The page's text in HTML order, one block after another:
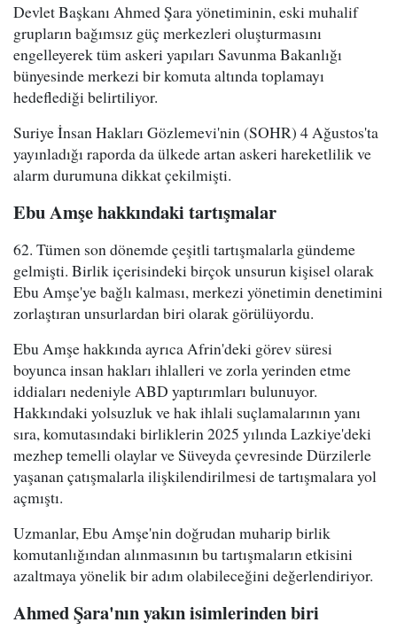
Devlet Başkanı Ahmed Şara yönetiminin, eski muhalif
grupların bağımsız güç merkezleri oluşturmasını
engelleyerek tüm askeri yapıları Savunma Bakanlığı
bünyesinde merkezi bir komuta altında toplamayı
hedeflediği belirtiliyor.
Suriye İnsan Hakları Gözlemevi'nin (SOHR) 4 Ağustos'ta
yayınladığı raporda da ülkede artan askeri hareketlilik ve
alarm durumuna dikkat çekilmişti.
Ebu Amşe hakkındaki tartışmalar
62. Tümen son dönemde çeşitli tartışmalarla gündeme
gelmişti. Birlik içerisindeki birçok unsurun kişisel olarak
Ebu Amşe'ye bağlı kalması, merkezi yönetimin denetimini
zorlaştıran unsurlardan biri olarak görülüyordu.
Ebu Amşe hakkında ayrıca Afrin'deki görev süresi
boyunca insan hakları ihlalleri ve zorla yerinden etme
iddiaları nedeniyle ABD yaptırımları bulunuyor.
Hakkındaki yolsuzluk ve hak ihlali suçlamalarının yanı
sıra, komutasındaki birliklerin 2025 yılında Lazkiye'deki
mezhep temelli olaylar ve Süveyda çevresinde Dürzilerle
yaşanan çatışmalarla ilişkilendirilmesi de tartışmalara yol
açmıştı.
Uzmanlar, Ebu Amşe'nin doğrudan muharip birlik
komutanlığından alınmasının bu tartışmaların etkisini
azaltmaya yönelik bir adım olabileceğini değerlendiriyor.
Ahmed Şara'nın yakın isimlerinden biri